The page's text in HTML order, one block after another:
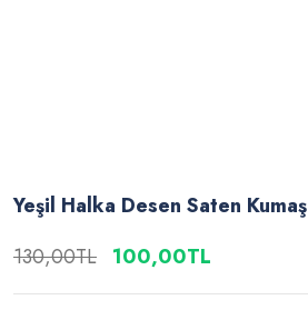
Yeşil Halka Desen Saten Kumaş
130,00TL 100,00TL